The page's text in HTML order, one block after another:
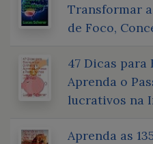
Transformar
de Foco,
47 Dicas
Aprenda o
lucrativos na
Aprenda as